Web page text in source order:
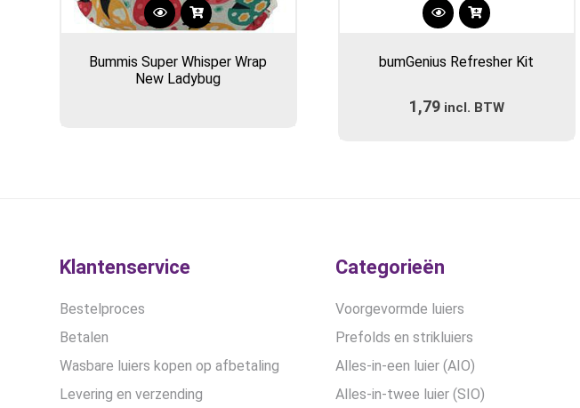
Bummis Super Whisper Wrap
New Ladybug
bumGenius Refresher Kit
1,79 incl. BTW
Klantenservice
Bestelproces
Betalen
Wasbare luiers kopen op afbetaling
Levering en verzending
Categorieën
Voorgevormde luiers
Prefolds en strikluiers
Alles-in-een luier (AIO)
Alles-in-twee luier (SIO)